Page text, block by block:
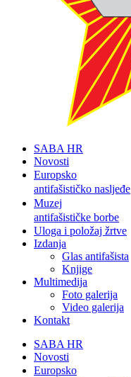
SABA HR
Novosti
Europsko
antifašističko nasljeđe
Muzej
antifašističke borbe
Uloga i položaj žrtve
Izdanja
Glas antifašista
Knjige
Multimedija
Foto galerija
Video galerija
Kontakt
SABA HR
Novosti
Europsko